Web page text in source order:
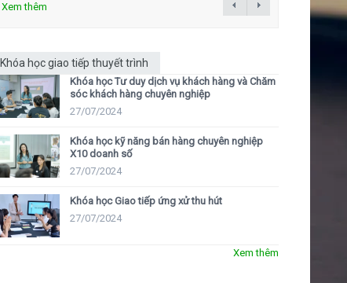
Xem thêm
Khóa học giao tiếp thuyết trình
Khóa học Tư duy dịch vụ khách hàng và Chăm
sóc khách hàng chuyên nghiệp
27/07/2024
Khóa học kỹ năng bán hàng chuyên nghiệp
X10 doanh số
27/07/2024
Khóa học Giao tiếp ứng xử thu hút
27/07/2024
Xem thêm